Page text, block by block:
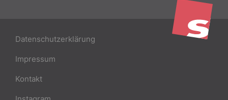
Datenschutzerklärung
Impressum
Kontakt